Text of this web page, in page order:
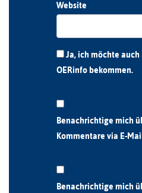
Website
Ja, ich möchte
OERinfo bekommen.
Benachrichtige mich
Kommentare via E-
Benachrichtige mich